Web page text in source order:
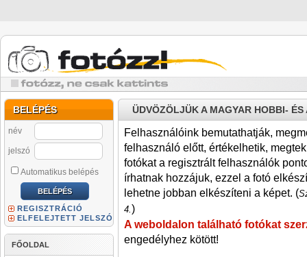
BELÉPÉS
név
jelszó
Automatikus belépés
REGISZTRÁCIÓ
ELFELEJTETT JELSZÓ
FŐOLDAL
ÜDVÖZÖLJÜK A MAGYAR HOBBI-
Felhasználóink bemutathatják,
felhasználó előtt, értékelhetik,
fotókat a regisztrált felhasználók
írhatnak hozzájuk, ezzel a fotó
lehetne jobban elkészíteni a képet. (
4.)
A weboldalon található fotókat
engedélyhez kötött!